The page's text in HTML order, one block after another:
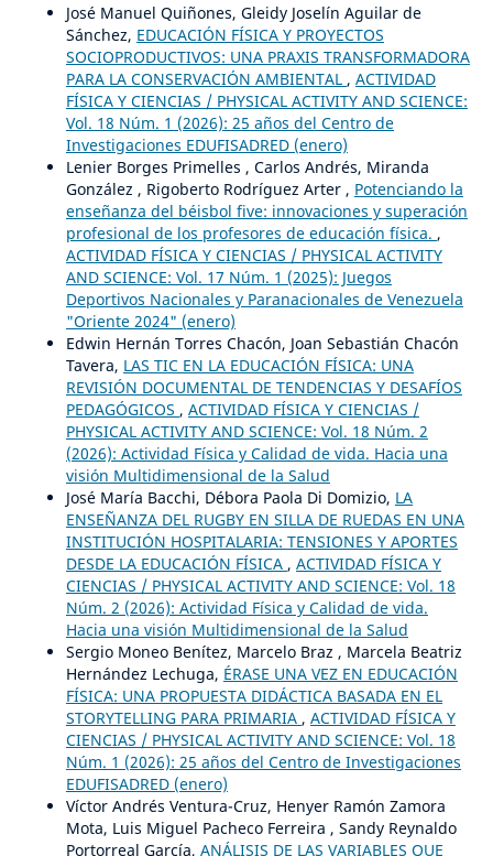
José Manuel Quiñones, Gleidy Joselín Aguilar de
Sánchez, EDUCACIÓN FÍSICA Y PROYECTOS
SOCIOPRODUCTIVOS: UNA PRAXIS TRANSFORMADORA
PARA LA CONSERVACIÓN AMBIENTAL , ACTIVIDAD
FÍSICA Y CIENCIAS / PHYSICAL ACTIVITY AND SCIENCE:
Vol. 18 Núm. 1 (2026): 25 años del Centro de
Investigaciones EDUFISADRED (enero)
Lenier Borges Primelles , Carlos Andrés, Miranda
González , Rigoberto Rodríguez Arter , Potenciando la
enseñanza del béisbol five: innovaciones y superación
profesional de los profesores de educación física. ,
ACTIVIDAD FÍSICA Y CIENCIAS / PHYSICAL ACTIVITY
AND SCIENCE: Vol. 17 Núm. 1 (2025): Juegos
Deportivos Nacionales y Paranacionales de Venezuela
"Oriente 2024" (enero)
Edwin Hernán Torres Chacón, Joan Sebastián Chacón
Tavera, LAS TIC EN LA EDUCACIÓN FÍSICA: UNA
REVISIÓN DOCUMENTAL DE TENDENCIAS Y DESAFÍOS
PEDAGÓGICOS , ACTIVIDAD FÍSICA Y CIENCIAS /
PHYSICAL ACTIVITY AND SCIENCE: Vol. 18 Núm. 2
(2026): Actividad Física y Calidad de vida. Hacia una
visión Multidimensional de la Salud
José María Bacchi, Débora Paola Di Domizio, LA
ENSEÑANZA DEL RUGBY EN SILLA DE RUEDAS EN UNA
INSTITUCIÓN HOSPITALARIA: TENSIONES Y APORTES
DESDE LA EDUCACIÓN FÍSICA , ACTIVIDAD FÍSICA Y
CIENCIAS / PHYSICAL ACTIVITY AND SCIENCE: Vol. 18
Núm. 2 (2026): Actividad Física y Calidad de vida.
Hacia una visión Multidimensional de la Salud
Sergio Moneo Benítez, Marcelo Braz , Marcela Beatriz
Hernández Lechuga, ÉRASE UNA VEZ EN EDUCACIÓN
FÍSICA: UNA PROPUESTA DIDÁCTICA BASADA EN EL
STORYTELLING PARA PRIMARIA , ACTIVIDAD FÍSICA Y
CIENCIAS / PHYSICAL ACTIVITY AND SCIENCE: Vol. 18
Núm. 1 (2026): 25 años del Centro de Investigaciones
EDUFISADRED (enero)
Víctor Andrés Ventura-Cruz, Henyer Ramón Zamora
Mota, Luis Miguel Pacheco Ferreira , Sandy Reynaldo
Portorreal García, ANÁLISIS DE LAS VARIABLES QUE